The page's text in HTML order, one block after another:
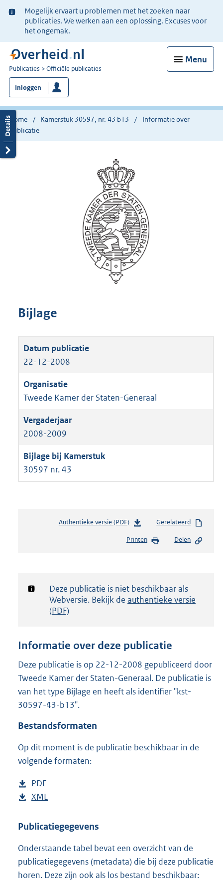
Ter
informatie:
Mogelijk ervaart u problemen met het zoeken naar
publicaties. We werken aan een oplossing. Excuses voor
het ongemak.
Menu
U
bent
nu
hier:
Publicaties Officiële publicaties
Inloggen
Home Kamerstuk 30597, nr. 43 b13
Informatie over
publicatie
Bijlage
22-12-2008
Tweede Kamer der Staten-Generaal
2008-2009
30597 nr. 43
Authentieke versie (PDF)b
s
d
g
t
e
:
4
Gerelateerd
Printen Delen
Notificatie:
Deze publicatie is niet beschikbaar als
Webversie. Bekijk de authentieke versie
(PDF)
Informatie over deze publicatie
Deze publicatie is op 22-12-2008 gepubliceerd door
Tweede Kamer der Staten-Generaal. De publicatie is
van het type Bijlage en heeft als identifier "kst-
30597-43-b13".
Bestandsformaten
Op dit moment is de publicatie beschikbaar in de
volgende formaten:
D
o
n
o
a
d
PDF
e
t
n
d
s
D
w
l
o
a
XML
s
a
n
d
Publicatiegegevens
Onderstaande tabel bevat een overzicht van de
publicatiegegevens (metadata) die bij deze publicatie
horen. Deze zijn ook als los bestand beschikbaar: